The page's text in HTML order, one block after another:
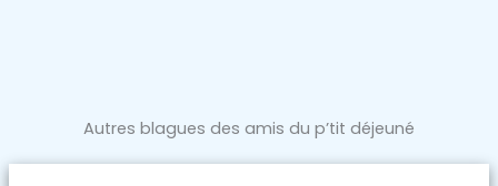
Autres blagues des amis du p’tit déjeuné